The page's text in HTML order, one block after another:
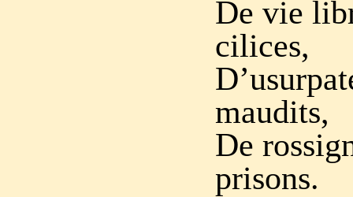
De vie
cilices,
maudits,
De
prisons.